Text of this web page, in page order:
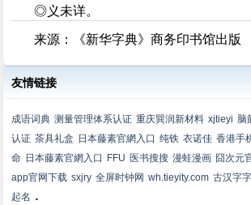
◎义未详。
来源：《新华字典》商务印书馆出版
友情链接
成语词典 测量管理体系认证 重庆巽润新材料 xjtieyi 脑
认证 茶具礼盒 日本藤素官網入口 纯铁 衣诺佳 香港手
命 日本藤素官網入口 FFU 医书搜搜 漫蛙漫画 囧次元
app官网下载 sxjry 全屏时钟网 wh.tieyity.com 古汉字
起名 .